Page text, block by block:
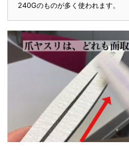
240Gのものが多く使われます。